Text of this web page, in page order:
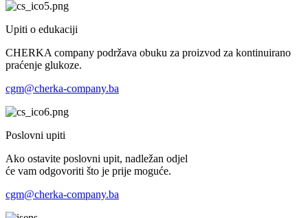
Upiti o edukaciji
CHERKA company podržava obuku za proizvod za kontinuirano
praćenje glukoze.
cgm@cherka-company.ba
Poslovni upiti
Ako ostavite poslovni upit, nadležan odjel
će vam odgovoriti što je prije moguće.
cgm@cherka-company.ba